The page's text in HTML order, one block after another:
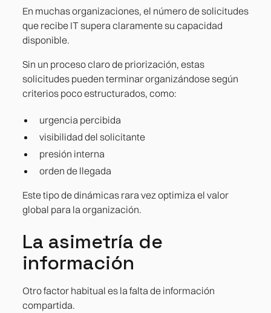
En muchas organizaciones, el número de solicitudes
que recibe IT supera claramente su capacidad
disponible.
Sin un proceso claro de priorización, estas
solicitudes pueden terminar organizándose según
criterios poco estructurados, como:
urgencia percibida
visibilidad del solicitante
presión interna
orden de llegada
Este tipo de dinámicas rara vez optimiza el valor
global para la organización.
La asimetría de
información
Otro factor habitual es la falta de información
compartida.